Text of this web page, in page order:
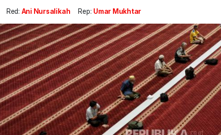
Red: Ani Nursalikah Rep: Umar Mukhtar